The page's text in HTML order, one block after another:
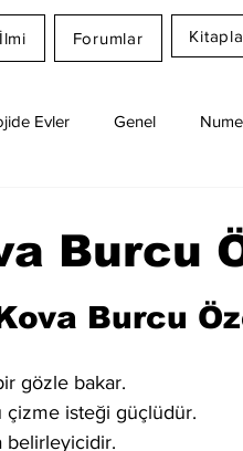
Forumlar
Evler Genel
Burcu
Burcu
gözle bakar.
isteği güçlüdür.
belirleyicidir.